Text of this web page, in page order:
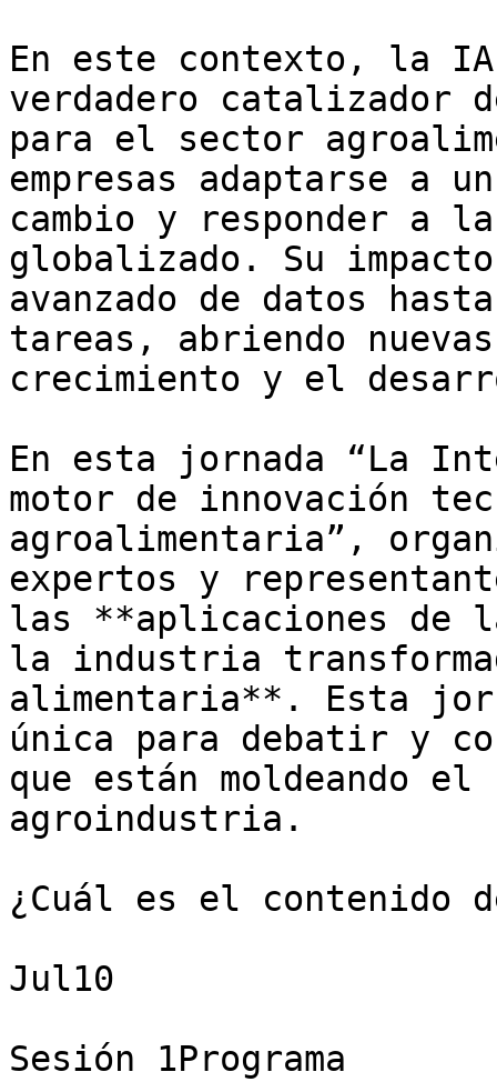
En este contexto, la IA
verdadero catalizador
para el sector
empresas adaptarse a
cambio y responder a
globalizado. Su
avanzado de datos
tareas, abriendo
crecimiento y el
En esta jornada “La
motor de innovación
agroalimentaria”,
expertos y
las **aplicaciones de
la industria
alimentaria**. Esta
única para debatir y
que están moldeando
agroindustria.
¿Cuál es el contenido
Jul10
Sesión 1Programa